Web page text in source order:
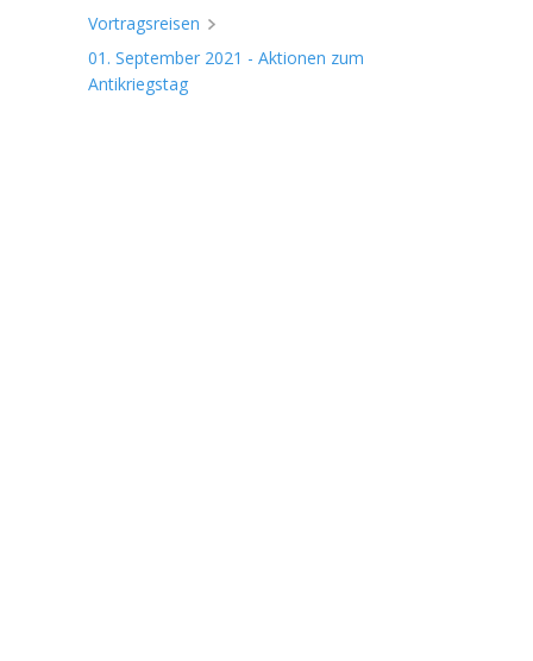
Vortragsreisen
01. September 2021 - Aktionen zum
Antikriegstag